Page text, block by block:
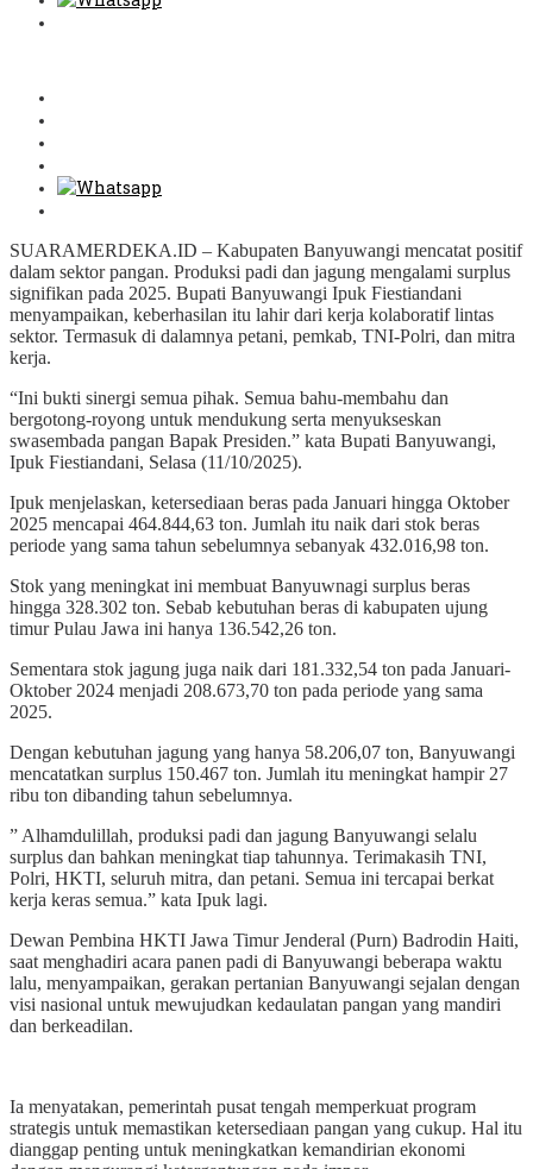
SUARAMERDEKA.ID – Kabupaten Banyuwangi mencatat positif
dalam sektor pangan. Produksi padi dan jagung mengalami surplus
signifikan pada 2025. Bupati Banyuwangi Ipuk Fiestiandani
menyampaikan, keberhasilan itu lahir dari kerja kolaboratif lintas
sektor. Termasuk di dalamnya petani, pemkab, TNI-Polri, dan mitra
kerja.
“Ini bukti sinergi semua pihak. Semua bahu-membahu dan
bergotong-royong untuk mendukung serta menyukseskan
swasembada pangan Bapak Presiden.” kata Bupati Banyuwangi,
Ipuk Fiestiandani, Selasa (11/10/2025).
Ipuk menjelaskan, ketersediaan beras pada Januari hingga Oktober
2025 mencapai 464.844,63 ton. Jumlah itu naik dari stok beras
periode yang sama tahun sebelumnya sebanyak 432.016,98 ton.
Stok yang meningkat ini membuat Banyuwnagi surplus beras
hingga 328.302 ton. Sebab kebutuhan beras di kabupaten ujung
timur Pulau Jawa ini hanya 136.542,26 ton.
Sementara stok jagung juga naik dari 181.332,54 ton pada Januari-
Oktober 2024 menjadi 208.673,70 ton pada periode yang sama
2025.
Dengan kebutuhan jagung yang hanya 58.206,07 ton, Banyuwangi
mencatatkan surplus 150.467 ton. Jumlah itu meningkat hampir 27
ribu ton dibanding tahun sebelumnya.
” Alhamdulillah, produksi padi dan jagung Banyuwangi selalu
surplus dan bahkan meningkat tiap tahunnya. Terimakasih TNI,
Polri, HKTI, seluruh mitra, dan petani. Semua ini tercapai berkat
kerja keras semua.” kata Ipuk lagi.
Dewan Pembina HKTI Jawa Timur Jenderal (Purn) Badrodin Haiti,
saat menghadiri acara panen padi di Banyuwangi beberapa waktu
lalu, menyampaikan, gerakan pertanian Banyuwangi sejalan dengan
visi nasional untuk mewujudkan kedaulatan pangan yang mandiri
dan berkeadilan.
Ia menyatakan, pemerintah pusat tengah memperkuat program
strategis untuk memastikan ketersediaan pangan yang cukup. Hal itu
dianggap penting untuk meningkatkan kemandirian ekonomi